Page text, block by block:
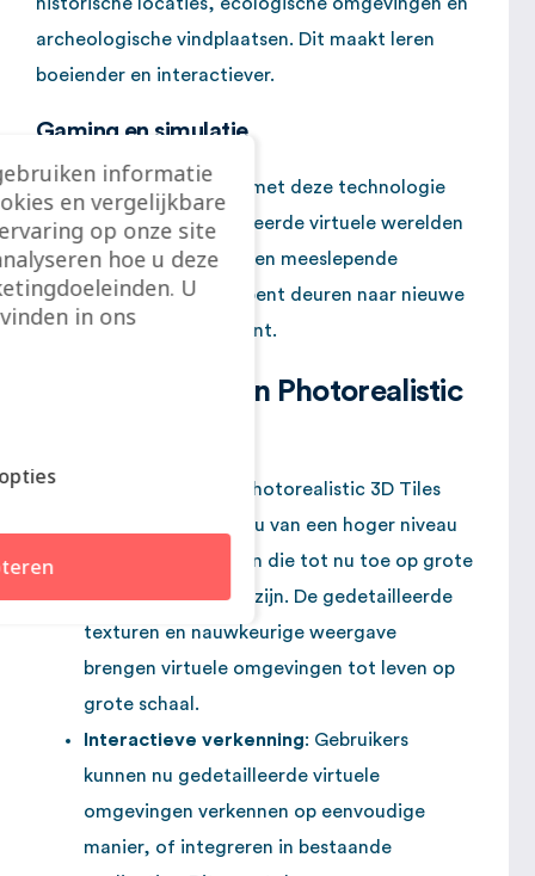
archeologische vindplaatsen. Dit maakt leren
boeiender en interactiever.
Gaming en simulatie
De gamingindustrie kan met deze technologie
indrukwekkend gedetailleerde virtuele werelden
creëren. Dit zorgt voor een meeslepende
gameplay-ervaring en opent deuren naar nieuwe
vormen van entertainment.
De voordelen van Photorealistic
: Google Photorealistic 3D Tiles
zijn qua detailniveau van een hoger niveau
dan de 3D-modellen die tot nu toe op grote
schaal beschikbaar zijn. De gedetailleerde
texturen en nauwkeurige weergave
brengen virtuele omgevingen tot leven op
grote schaal.
Interactieve verkenning: Gebruikers
kunnen nu gedetailleerde virtuele
omgevingen verkennen op eenvoudige
manier, of integreren in bestaande
informatie
en vergelijkbare
op onze site
hoe u deze
U
in ons